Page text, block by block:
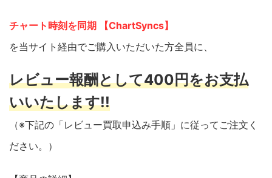
チャート時刻を同期 【ChartSyncs】
を当サイト経由でご購入いただいた方全員に、
レビュー報酬として400円をお支払
いいたします!!
（※下記の「レビュー買取申込み手順」に従ってご注文く
ださい。）